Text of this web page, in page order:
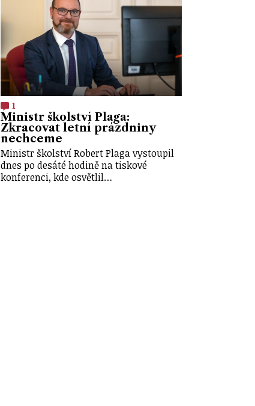
1
Ministr školství Plaga:
Zkracovat letní prázdniny
nechceme
Ministr školství Robert Plaga vystoupil
dnes po desáté hodině na tiskové
konferenci, kde osvětlil…